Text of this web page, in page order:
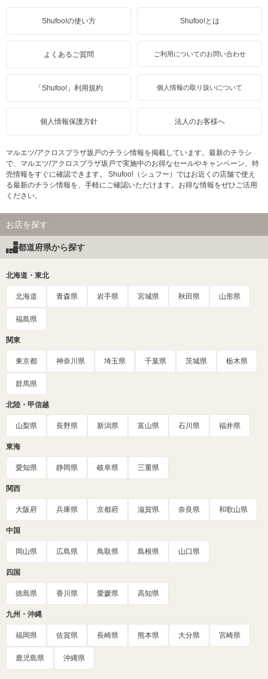
Shufoo!の使い方 Shufoo!とは
よくあるご質問 ご利用についてのお問い合わせ
「Shufoo!」利用規約 個人情報の取り扱いについて
個人情報保護方針 法人のお客様へ
マルエツ/アクロスプラザ坂戸のチラシ情報を掲載しています。最新のチラシ
で、マルエツ/アクロスプラザ坂戸で実施中のお得なセールやキャンペーン、特
売情報をすぐに確認できます。 Shufoo!（シュフー）ではお近くの店舗で使え
る最新のチラシ情報を、手軽にご確認いただけます。お得な情報をぜひご活用
ください。
お店を探す
都道府県から探す
北海道・東北
北海道 青森県 岩手県 宮城県 秋田県 山形県
福島県
関東
東京都 神奈川県 埼玉県 千葉県 茨城県 栃木県
群馬県
北陸・甲信越
山梨県 長野県 新潟県 富山県 石川県 福井県
東海
愛知県 静岡県 岐阜県 三重県
関西
大阪府 兵庫県 京都府 滋賀県 奈良県 和歌山県
中国
岡山県 広島県 鳥取県 島根県 山口県
四国
徳島県 香川県 愛媛県 高知県
九州・沖縄
福岡県 佐賀県 長崎県 熊本県 大分県 宮崎県
鹿児島県 沖縄県